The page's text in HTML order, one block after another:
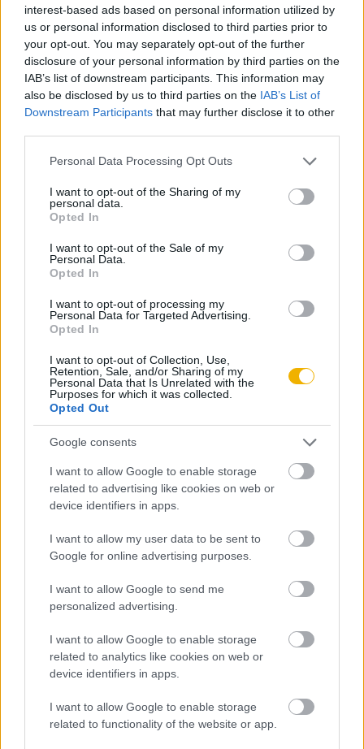
interest-based ads based on personal information utilized by
us or personal information disclosed to third parties prior to
your opt-out. You may separately opt-out of the further
disclosure of your personal information by third parties on the
IAB’s list of downstream participants. This information may
also be disclosed by us to third parties on the IAB’s List of
Downstream Participants that may further disclose it to other
Please note that this website/app uses one or more Google
not limited to your visit or usage behaviour. You may click to
grant or deny consent to Google and its third-party tags to
use your data for below specified purposes in below Google
consent section.
Personal Data Processing Opt Outs
I want to opt-out of the Sharing of my
personal data.
Opted In
I want to opt-out of the Sale of my
Personal Data.
Opted In
I want to opt-out of processing my
Personal Data for Targeted Advertising.
Opted In
I want to opt-out of Collection, Use,
Retention, Sale, and/or Sharing of my
Personal Data that Is Unrelated with the
Purposes for which it was collected.
Opted Out
Google consents
I want to allow Google to enable storage
related to advertising like cookies on web or
device identifiers in apps.
I want to allow my user data to be sent to
Google for online advertising purposes.
I want to allow Google to send me
personalized advertising.
I want to allow Google to enable storage
related to analytics like cookies on web or
device identifiers in apps.
I want to allow Google to enable storage
related to functionality of the website or app.
A Szerb–Horvát–Szlovén Királyság
politikai intézményrendszere
A parlamentáris korszak, 1919–1929.
TOVÁBBI CIKKEK
Árva és Szepes vármegye északi csücskei
– avagy az 1920-ban Lengyelországhoz
került magyar területek
Trianonon-túli tájak Gulyás László
TOVÁBBI CIKKEK
Militarizált társadalmak
Osztrák–magyar hadifoglyok